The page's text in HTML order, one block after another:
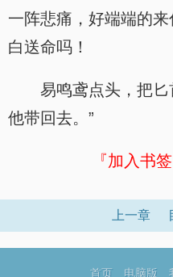
一阵悲痛，好端端的
白送命吗！
易鸣鸢点头，把
他带回去。”
『加入书
上一章
首页 电脑版